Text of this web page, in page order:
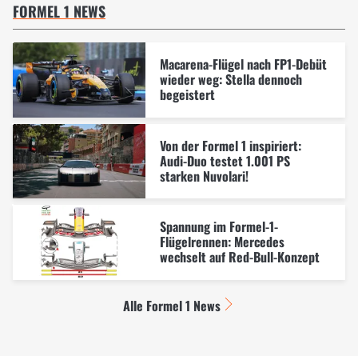
FORMEL 1 NEWS
Macarena-Flügel nach FP1-Debüt
wieder weg: Stella dennoch
begeistert
Von der Formel 1 inspiriert:
Audi-Duo testet 1.001 PS
starken Nuvolari!
Spannung im Formel-1-
Flügelrennen: Mercedes
wechselt auf Red-Bull-Konzept
Alle Formel 1 News